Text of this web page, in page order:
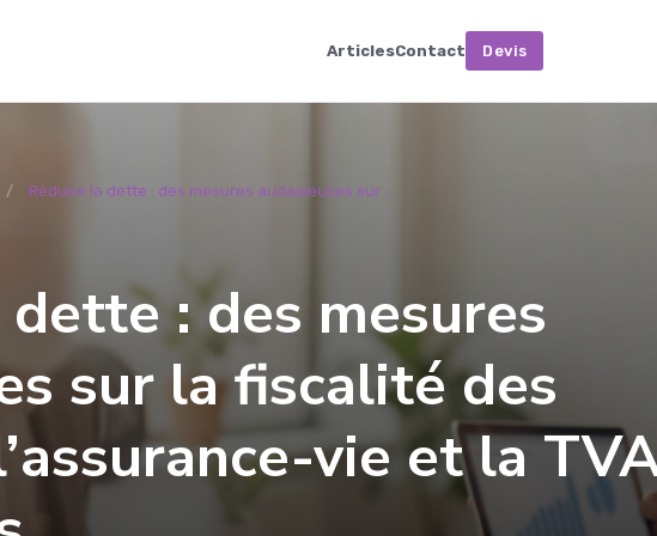
ArticlesContact Devis
Réduire la dette : des mesures audacieuses sur ...
: des mesures
sur la fiscalité des
vie et la